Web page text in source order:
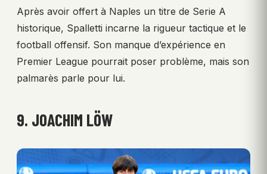
Après avoir offert à Naples un titre de Serie A
historique, Spalletti incarne la rigueur tactique et le
football offensif. Son manque d’expérience en
Premier League pourrait poser problème, mais son
palmarès parle pour lui.
9. JOACHIM LÖW